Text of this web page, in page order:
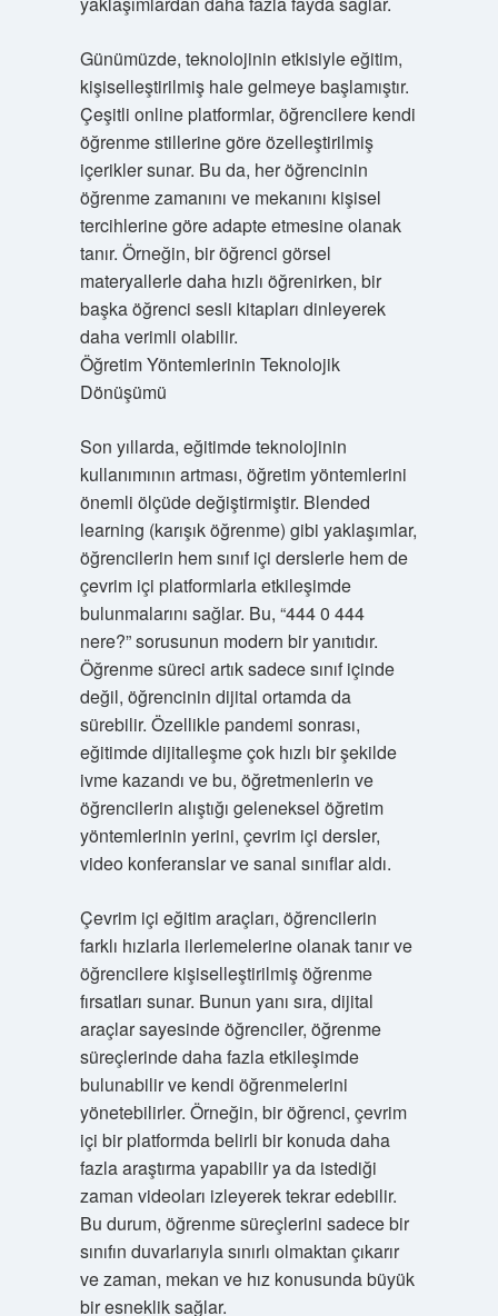
Günümüzde, teknolojinin etkisiyle eğitim,
kişiselleştirilmiş hale gelmeye başlamıştır.
Çeşitli online platformlar, öğrencilere kendi
öğrenme stillerine göre özelleştirilmiş
içerikler sunar. Bu da, her öğrencinin
öğrenme zamanını ve mekanını kişisel
tercihlerine göre adapte etmesine olanak
tanır. Örneğin, bir öğrenci görsel
materyallerle daha hızlı öğrenirken, bir
başka öğrenci sesli kitapları dinleyerek
daha verimli olabilir.
Öğretim Yöntemlerinin Teknolojik
Dönüşümü
Son yıllarda, eğitimde teknolojinin
kullanımının artması, öğretim yöntemlerini
önemli ölçüde değiştirmiştir. Blended
learning (karışık öğrenme) gibi yaklaşımlar,
öğrencilerin hem sınıf içi derslerle hem de
çevrim içi platformlarla etkileşimde
bulunmalarını sağlar. Bu, “444 0 444
nere?” sorusunun modern bir yanıtıdır.
Öğrenme süreci artık sadece sınıf içinde
değil, öğrencinin dijital ortamda da
sürebilir. Özellikle pandemi sonrası,
eğitimde dijitalleşme çok hızlı bir şekilde
ivme kazandı ve bu, öğretmenlerin ve
öğrencilerin alıştığı geleneksel öğretim
yöntemlerinin yerini, çevrim içi dersler,
video konferanslar ve sanal sınıflar aldı.
Çevrim içi eğitim araçları, öğrencilerin
farklı hızlarla ilerlemelerine olanak tanır ve
öğrencilere kişiselleştirilmiş öğrenme
fırsatları sunar. Bunun yanı sıra, dijital
araçlar sayesinde öğrenciler, öğrenme
süreçlerinde daha fazla etkileşimde
bulunabilir ve kendi öğrenmelerini
yönetebilirler. Örneğin, bir öğrenci, çevrim
içi bir platformda belirli bir konuda daha
fazla araştırma yapabilir ya da istediği
zaman videoları izleyerek tekrar edebilir.
Bu durum, öğrenme süreçlerini sadece bir
sınıfın duvarlarıyla sınırlı olmaktan çıkarır
ve zaman, mekan ve hız konusunda büyük
bir esneklik sağlar.